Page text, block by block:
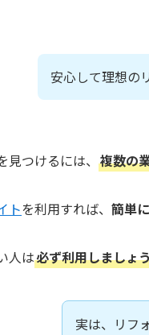
安心して理想の
つけるには、 複数の
トを利用すれば、 簡単
人は必ず利用しましょ
実は、リフ